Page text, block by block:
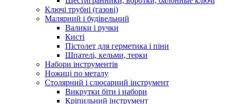
Ключі трубні (газові)
Малярний і будівельний
Валики і ручки
Кисті
Пістолет для герметика і піни
Шпателі, кельми, терки
Набори інструментів
Ножиці по металу
Столярний і слюсарний інструмент
Викрутки біти і набори
Кріпильний інструмент